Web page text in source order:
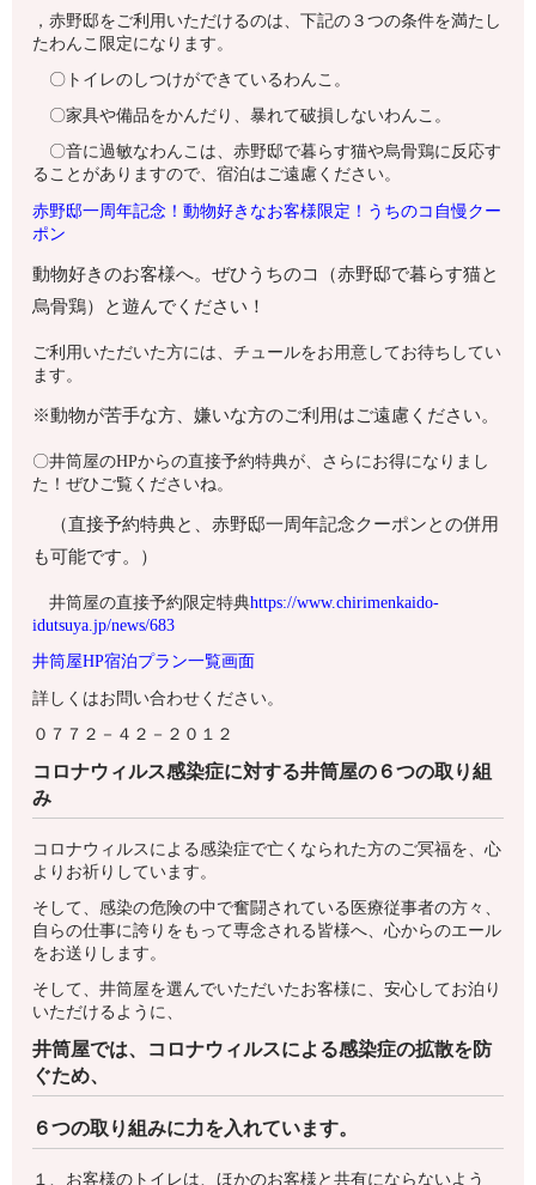
，赤野邸をご利用いただけるのは、下記の３つの条件を満たし
たわんこ限定になります。
〇トイレのしつけができているわんこ。
〇家具や備品をかんだり、暴れて破損しないわんこ。
〇音に過敏なわんこは、赤野邸で暮らす猫や烏骨鶏に反応す
ることがありますので、宿泊はご遠慮ください。
赤野邸一周年記念！動物好きなお客様限定！うちのコ自慢クー
ポン
動物好きのお客様へ。ぜひうちのコ（赤野邸で暮らす猫と
烏骨鶏）と遊んでください！
ご利用いただいた方には、チュールをお用意してお待ちしてい
ます。
※動物が苦手な方、嫌いな方のご利用はご遠慮ください。
〇井筒屋のHPからの直接予約特典が、さらにお得になりまし
た！ぜひご覧くださいね。
（直接予約特典と、赤野邸一周年記念クーポンとの併用
も可能です。）
井筒屋の直接予約限定特典https://www.chirimenkaido-
idutsuya.jp/news/683
井筒屋HP宿泊プラン一覧画面
詳しくはお問い合わせください。
０７７２－４２－２０１２
コロナウィルス感染症に対する井筒屋の６つの取り組
み
コロナウィルスによる感染症で亡くなられた方のご冥福を、心
よりお祈りしています。
そして、感染の危険の中で奮闘されている医療従事者の方々、
自らの仕事に誇りをもって専念される皆様へ、心からのエール
をお送りします。
そして、井筒屋を選んでいただいたお客様に、安心してお泊り
いただけるように、
井筒屋では、コロナウィルスによる感染症の拡散を防
ぐため、
６つの取り組みに力を入れています。
１、お客様のトイレは、ほかのお客様と共有にならないよう